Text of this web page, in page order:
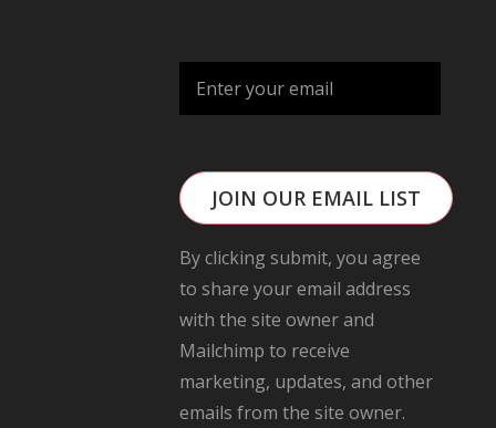
JOIN OUR EMAIL LIST
By clicking submit, you agree
to share your email address
with the site owner and
Mailchimp to receive
marketing, updates, and other
emails from the site owner.